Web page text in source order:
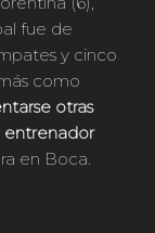
fue de
y cinco
como
otras
entrenador
en Boca.